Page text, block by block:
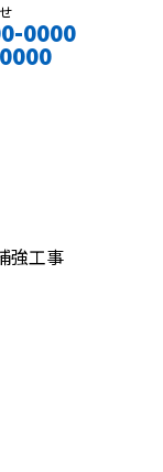
0000
強工事